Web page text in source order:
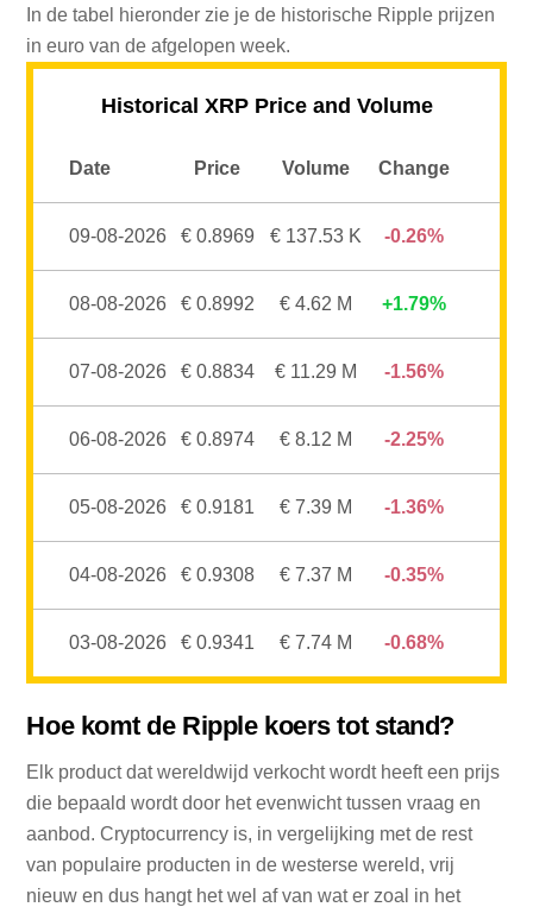
In de tabel hieronder zie je de historische Ripple prijzen
in euro van de afgelopen week.
Historical XRP Price and Volume
Date Price Volume Change
09-08-2026 € 0.8969 € 137.53 K 0.26%
08-08-2026 € 0.8992 € 4.62 M 1.79%
07-08-2026 € 0.8834 € 11.29 M 1.56%
06-08-2026 € 0.8974 € 8.12 M 2.25%
05-08-2026 € 0.9181 € 7.39 M 1.36%
04-08-2026 € 0.9308 € 7.37 M 0.35%
03-08-2026 € 0.9341 € 7.74 M 0.68%
Hoe komt de Ripple koers tot stand?
Elk product dat wereldwijd verkocht wordt heeft een prijs
die bepaald wordt door het evenwicht tussen vraag en
aanbod. Cryptocurrency is, in vergelijking met de rest
van populaire producten in de westerse wereld, vrij
nieuw en dus hangt het wel af van wat er zoal in het